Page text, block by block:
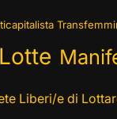
Lotte
Liberi/e di